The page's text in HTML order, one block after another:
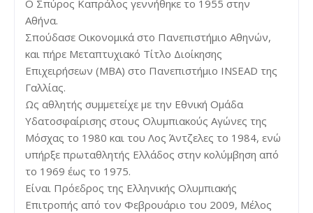
Ο Σπύρος Καπράλος γεννήθηκε το 1955 στην
Αθήνα.
Σπούδασε Οικονομικά στο Πανεπιστήμιο Αθηνών,
και πήρε Μεταπτυχιακό Τίτλο Διοίκησης
Επιχειρήσεων (MBA) στο Πανεπιστήμιο INSEAD της
Γαλλίας.
Ως αθλητής συμμετείχε με την Εθνική Ομάδα
Υδατοσφαίρισης στους Ολυμπιακούς Αγώνες της
Μόσχας το 1980 και του Λος Άντζελες το 1984, ενώ
υπήρξε πρωταθλητής Ελλάδος στην κολύμβηση από
το 1969 έως το 1975.
Είναι Πρόεδρος της Ελληνικής Ολυμπιακής
Επιτροπής από τον Φεβρουάριο του 2009, Μέλος